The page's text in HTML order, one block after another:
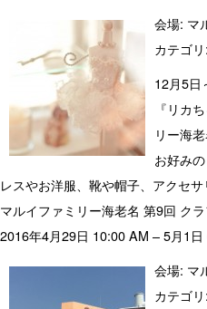
会場: マ
カテゴリ:
12月5日
『リカ
リー海
お好み
レスやお洋服、靴や帽子、アクセ
マルイファミリー海老名 第9回 ク
2016年4月29日 10:00 AM –5月1
会場: マ
カテゴリ: